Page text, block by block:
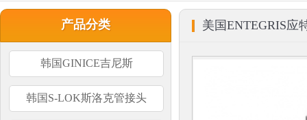
产品分类
韩国GINICE吉尼斯
韩国S-LOK斯洛克管接头
美国ENTEGRIS应